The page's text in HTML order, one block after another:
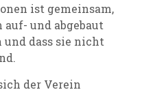
ist gemeinsam,
auf- und abgebaut
dass sie nicht
der Verein